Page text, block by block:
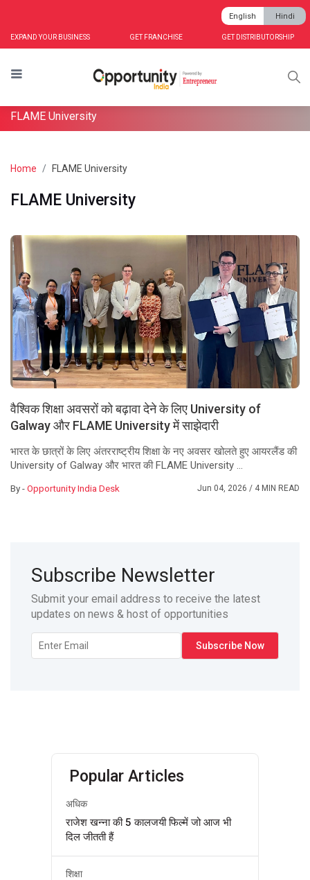
EXPAND YOUR BUSINESS GET FRANCHISE GET DISTRIBUTORSHIP
English Hindi
FLAME University
Home FLAME University
FLAME University
वैश्विक शिक्षा अवसरों को बढ़ावा देने के लिए University of
Galway और FLAME University में साझेदारी
भारत के छात्रों के लिए अंतरराष्ट्रीय शिक्षा के नए अवसर खोलते हुए आयरलैंड की
University of Galway और भारत की FLAME University ...
By -Opportunity India Desk Jun 04, 2026 / 4 MIN READ
Subscribe Newsletter
Submit your email address to receive the latest
updates on news & host of opportunities
Popular Articles
अधिक
राजेश खन्ना की 5 कालजयी फिल्में जो आज भी
दिल जीतती हैं
शिक्षा